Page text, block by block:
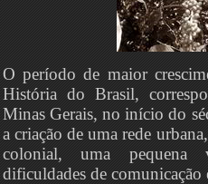
O período de maior
História do Brasil,
Minas Gerais, no início do
a criação de uma rede
colonial, uma pequena
dificuldades de comunicação